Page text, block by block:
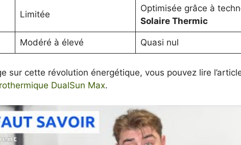
Limitée
Optimisée grâce à
Solaire Thermic
Modéré à élevé Quasi nul
sur cette révolution énergétique, vous pouvez lire
DualSun Max.